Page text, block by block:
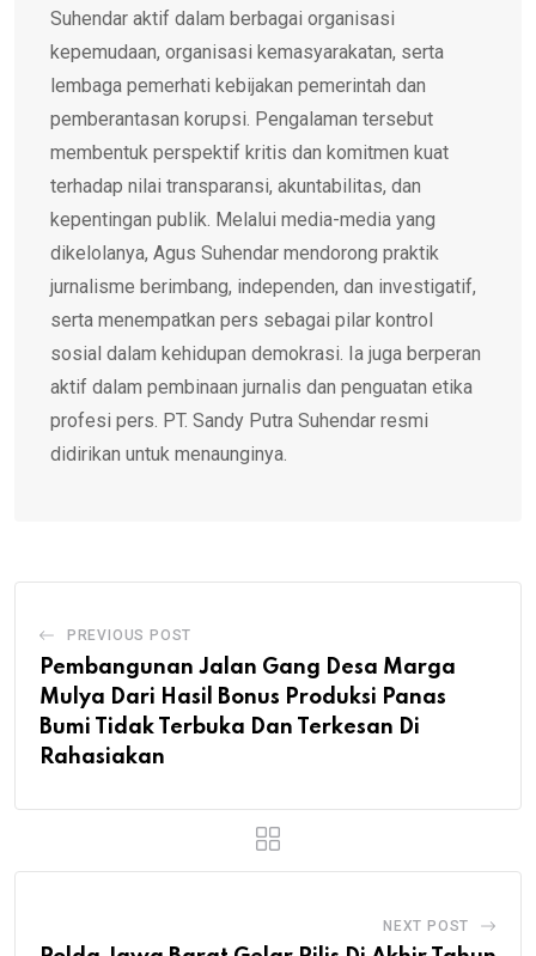
Suhendar aktif dalam berbagai organisasi
kepemudaan, organisasi kemasyarakatan, serta
lembaga pemerhati kebijakan pemerintah dan
pemberantasan korupsi. Pengalaman tersebut
membentuk perspektif kritis dan komitmen kuat
terhadap nilai transparansi, akuntabilitas, dan
kepentingan publik. Melalui media-media yang
dikelolanya, Agus Suhendar mendorong praktik
jurnalisme berimbang, independen, dan investigatif,
serta menempatkan pers sebagai pilar kontrol
sosial dalam kehidupan demokrasi. Ia juga berperan
aktif dalam pembinaan jurnalis dan penguatan etika
profesi pers. PT. Sandy Putra Suhendar resmi
didirikan untuk menaunginya.
PREVIOUS POST
Pembangunan Jalan Gang Desa Marga
Mulya Dari Hasil Bonus Produksi Panas
Bumi Tidak Terbuka Dan Terkesan Di
Rahasiakan
NEXT POST